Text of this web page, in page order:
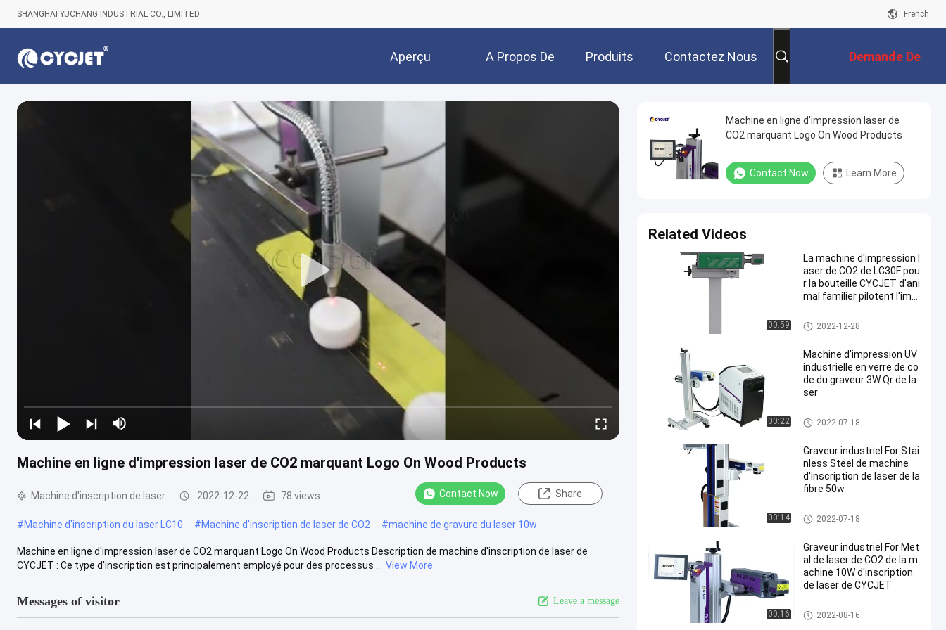
SHANGHAI YUCHANG INDUSTRIAL CO., LIMITED French
Aperçu A Propos De Produits Contactez Nous Demande De
Soumission
Machine en ligne d'impression laser de CO2 marquant Logo On Wood Products
Machine d'inscription de laser 2022-12-22 78 views Contact Now Share
#Machine d'inscription du laser LC10 #Machine d'inscription de laser de CO2 #machine de gravure du laser 10w
Machine en ligne d'impression laser de CO2 marquant Logo On Wood Products Description de machine d'inscription de laser de
CYCJET : Ce type d'inscription est principalement employé pour des processus ...
View More
Messages of visitor Leave a message
Machine en ligne d'impression laser de
CO2 marquant Logo On Wood Products
Contact Now Learn More
Related Videos
00:59
La machine d'impression l
aser de CO2 de LC30F pou
r la bouteille CYCJET d'ani
mal familier pilotent l'imp
Machine d'inscription de laser
2022-12-28
00:22
Machine d'impression UV
industrielle en verre de co
de du graveur 3W Qr de la
ser
Machine d'inscription de laser
2022-07-18
00:14
Graveur industriel For Stai
nless Steel de machine
d'inscription de laser de la
fibre 50w
Machine d'inscription de laser
2022-07-18
00:16
Graveur industriel For Met
al de laser de CO2 de la m
achine 10W d'inscription
de laser de CYCJET
Machine d'inscription de laser
2022-08-16